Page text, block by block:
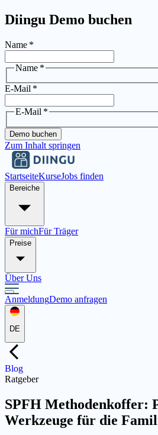
Diingu Demo buchen
Name *
Name *
E-Mail *
E-Mail *
Demo buchen
Zum Inhalt springen
StartseiteKurseJobs finden
Bereiche
Für michFür Träger
Preise
Über Uns
AnmeldungDemo anfragen
DE
Blog
Ratgeber
SPFH Methodenkoffer:
Werkzeuge für die